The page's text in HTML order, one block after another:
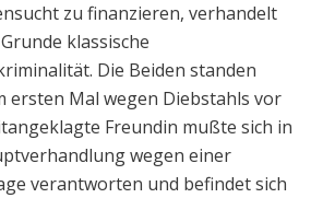
zu finanzieren, verhandelt
klassische
Die Beiden standen
ersten Mal wegen Diebstahls vor
Freundin mußte sich in
wegen einer
verantworten und befindet sich